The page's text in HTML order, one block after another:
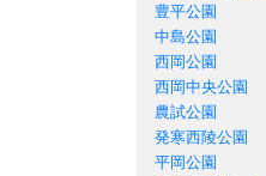
豊平公園
中島公園
西岡公園
西岡中央公園
農試公園
発寒西陵公園
平岡公園